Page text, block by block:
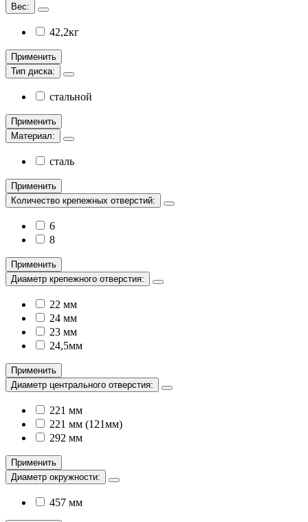
Вес:
42,2кг
Применить
Тип диска:
стальной
Применить
Материал:
сталь
Применить
Количество крепежных отверстий:
6
8
Применить
Диаметр крепежного отверстия:
22 мм
24 мм
23 мм
24,5мм
Применить
Диаметр центрального отверстия:
221 мм
221 мм (121мм)
292 мм
Применить
Диаметр окружности:
457 мм